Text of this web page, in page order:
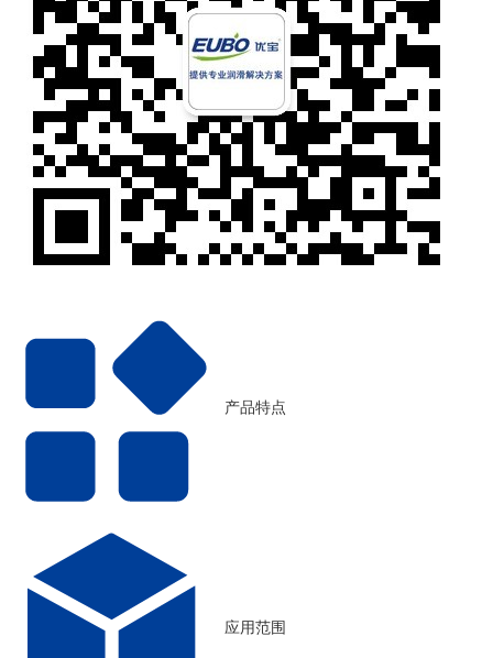
产品特点
应用范围